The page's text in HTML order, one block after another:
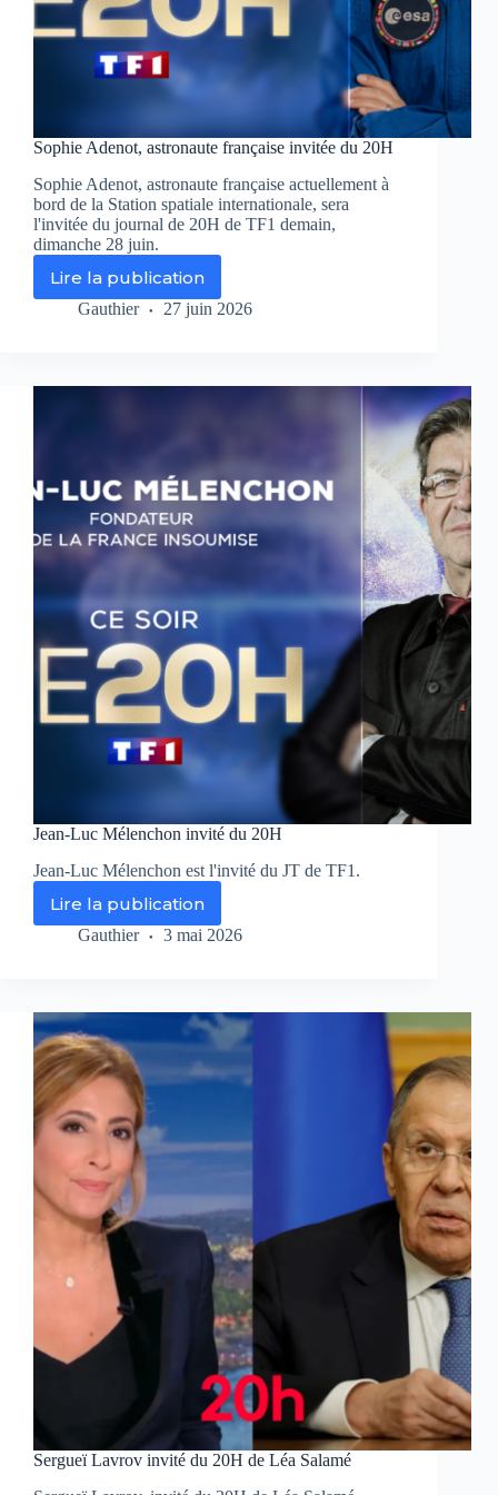
Sophie Adenot, astronaute française invitée du 20H
Sophie Adenot, astronaute française actuellement à
bord de la Station spatiale internationale, sera
l'invitée du journal de 20H de TF1 demain,
dimanche 28 juin.
Lire la publication
Sophie
Adenot,
du
Gauthier 27 juin 2026
Jean-Luc Mélenchon invité du 20H
Jean-Luc Mélenchon est l'invité du JT de TF1.
Lire la publication
Jean-
Luc
20H
Gauthier 3 mai 2026
Sergueï Lavrov invité du 20H de Léa Salamé